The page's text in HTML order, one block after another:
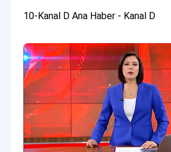
10-Kanal D Ana Haber - Kanal D